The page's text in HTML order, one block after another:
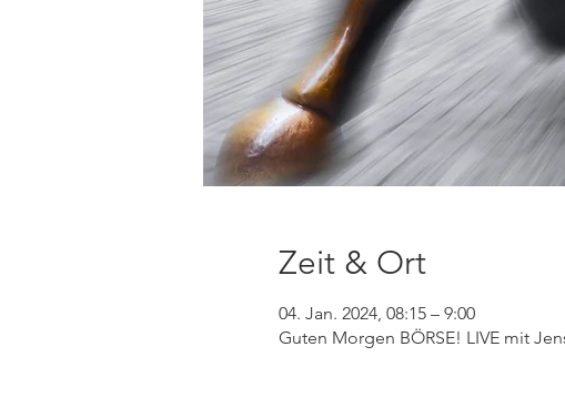
Zeit & Ort
04. Jan. 2024, 08:15 – 9:00
Guten Morgen BÖRSE! LIVE mit